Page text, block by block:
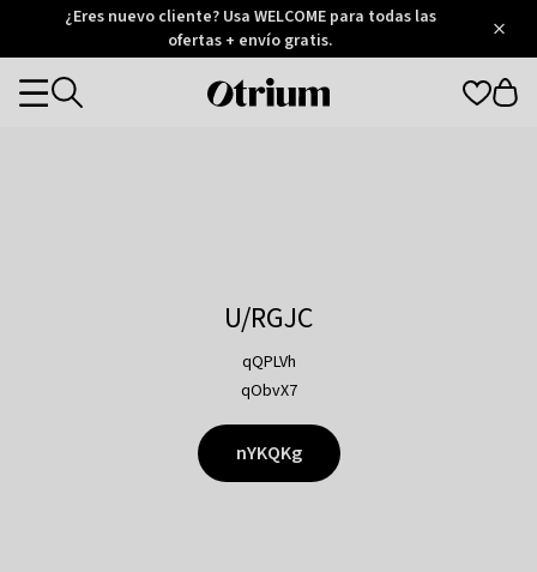
Otrium
Trustpilot
¿Eres nuevo cliente? Usa WELCOME para todas las
ofertas + envío gratis.
Otrium
Categories
U/RGJC
qQPLVh
qObvX7
nYKQKg